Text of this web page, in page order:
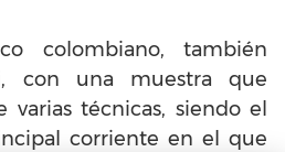
colombiano, también
con una muestra que
técnicas, siendo el
corriente en el que